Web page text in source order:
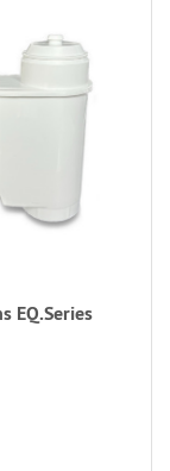
EQ.Series